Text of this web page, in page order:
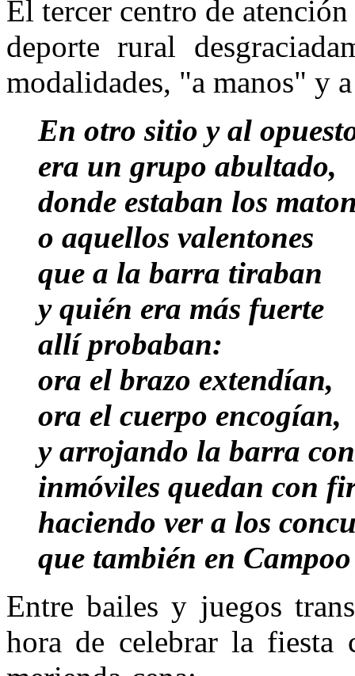
El tercer centro de
deporte rural
modalidades, "a manos" y
En otro sitio y al
era un grupo abultado,
donde estaban los
o aquellos valentones
que a la barra tiraban
y quién era más fuerte
allí probaban:
ora el brazo extendían,
ora el cuerpo encogían,
y arrojando la barra
inmóviles quedan con
haciendo ver a los
que también en
Entre bailes y juegos
hora de celebrar la fiesta